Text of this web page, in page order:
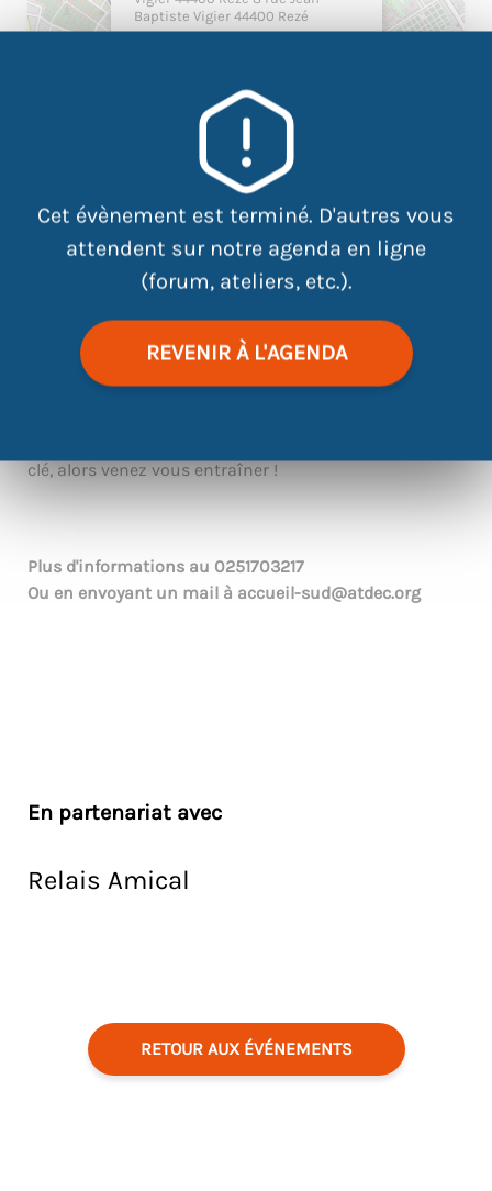
Cet évènement est terminé. D'autres vous
attendent sur notre agenda en ligne
(forum, ateliers, etc.).
REVENIR À L'AGENDA
Baptiste Vigier 44400 Rezé
clé, alors venez vous entraîner !
Plus d'informations au 0251703217
Ou en envoyant un mail à accueil-sud@atdec.org
En partenariat avec
Relais Amical
RETOUR AUX ÉVÉNEMENTS